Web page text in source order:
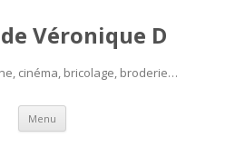
Véronique D
cinéma, bricolage, broderie…
Menu Aller
contenu